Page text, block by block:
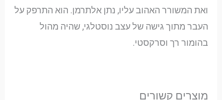
ואת המשורר האהוב עליו, נתן אלתרמן. הוא התרפק על
העבר מתוך גישה של עצב נוסטלגי, שהיה מהול
בהומור רך וסרקסטי.
מוצרים קשורים